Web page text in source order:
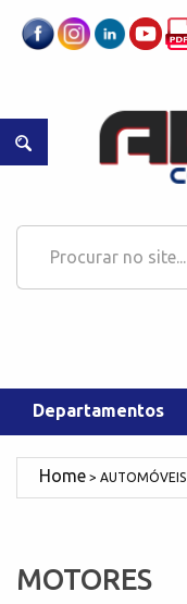
Departamentos
AUTOMÓVEIS
MOTORES